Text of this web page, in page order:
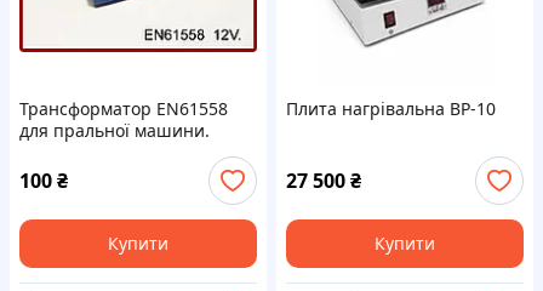
Трансформатор EN61558
для пральної машини.
100₴
Купити
Плита нагрівальна ВР-10
27 500₴
Купити